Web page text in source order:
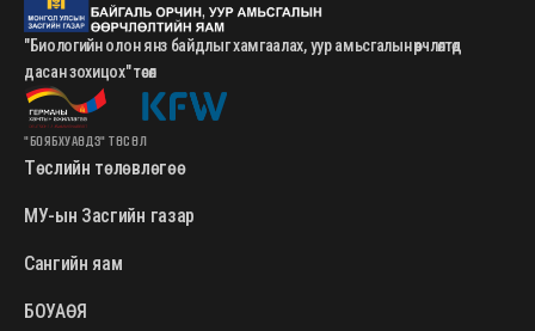
"Биологийн олон янз байдлыг хамгаалах, уур амьсгалын өөрчлөлтөд
дасан зохицох" төсөл
"БОЯБХУАӨДЗ" ТӨСӨЛ
Төслийн төлөвлөгөө
МУ-ын Засгийн газар
Сангийн яам
БОУАӨЯ